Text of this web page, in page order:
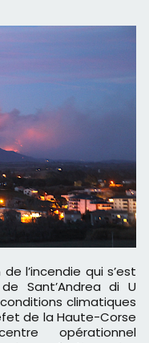
Sant’Andrea di U
climatiques
de la Haute-Corse
opérationnel